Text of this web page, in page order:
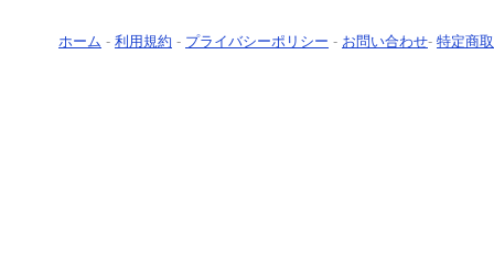
ホーム - 利用規約 - プライバシーポリシー - お問い合わせ- 特定商